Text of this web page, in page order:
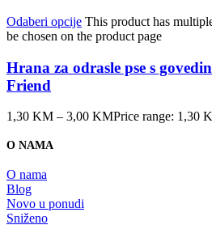
Odaberi opcije This product has
be chosen on the product page
Hrana za odrasle pse s
Friend
1,30 KM – 3,00 KMPrice range: 1,30
O NAMA
O nama
Blog
Novo u ponudi
Sniženo